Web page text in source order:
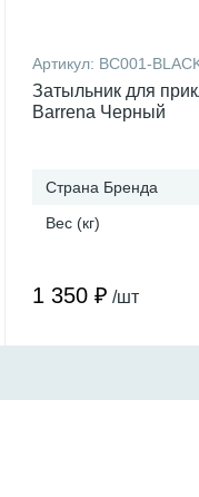
Артикул: BC001-
Затыльник для
Barrena Черный
Страна Бренда
Вес (кг)
1 350 ₽ /шт